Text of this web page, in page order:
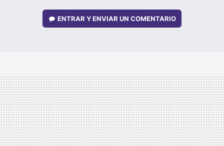
ENTRAR Y ENVIAR UN COMENTARIO